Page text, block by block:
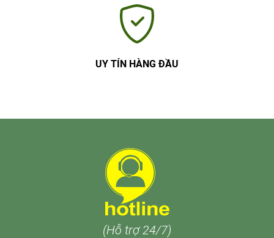
UY TÍN HÀNG ĐẦU
(Hỗ trợ 24/7)